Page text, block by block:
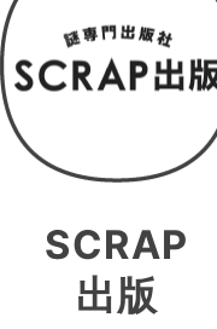
SCRAP
出版